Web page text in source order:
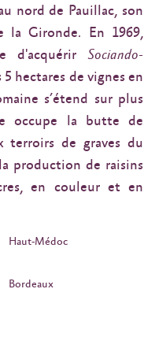
nord de Pauillac, son
la Gironde. En 1969,
d'acquérir Sociando-
hectares de vignes en
s’étend sur plus
occupe la butte de
terroirs de graves du
production de raisins
en couleur et en
Haut-Médoc
Bordeaux